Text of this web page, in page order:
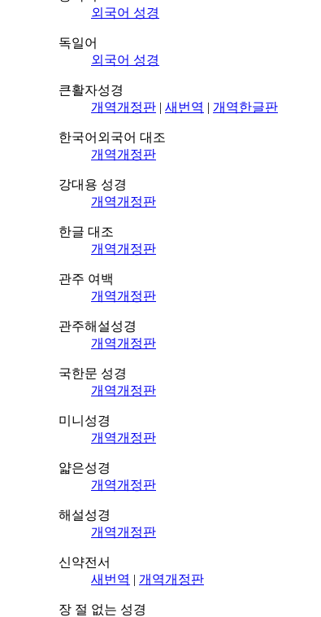
외국어 성경
독일어
외국어 성경
큰활자성경
개역개정판 | 새번역 | 개역한글판
한국어외국어 대조
개역개정판
강대용 성경
개역개정판
한글 대조
개역개정판
관주 여백
개역개정판
관주해설성경
개역개정판
국한문 성경
개역개정판
미니성경
개역개정판
얇은성경
개역개정판
해설성경
개역개정판
신약전서
새번역 | 개역개정판
장 절 없는 성경